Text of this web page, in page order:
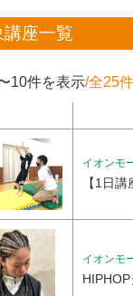
講座一覧
10件を表示/全25件
イオンモ
【1日
イオンモ
HIPHOP